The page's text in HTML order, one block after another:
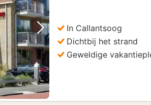
Volgende foto
In Callantsoog
Dichtbij het strand
Geweldige